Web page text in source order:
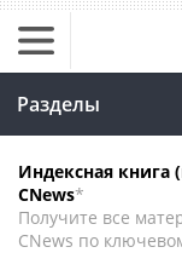
Разделы
Индексная книга
CNews*
Получите все
CNews по